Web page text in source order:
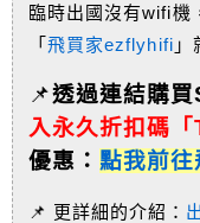
臨時出國沒有wifi機
「飛買家ezflyhifi 」
📌透過連結購
入永久折扣碼「
優惠： 點我前
📌 更詳細的介紹：